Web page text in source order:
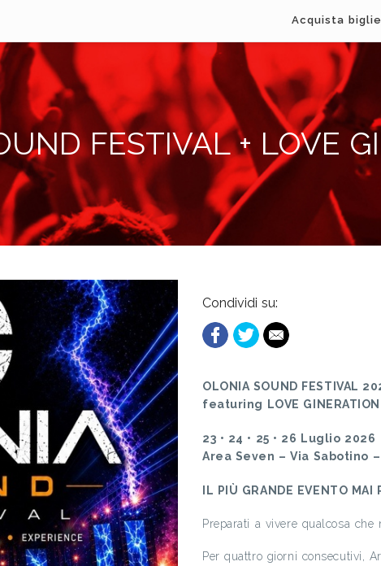
Acquista
FESTIVAL + LOVE
Condividi su:
OLONIA SOUND FESTIVAL
featuring LOVE
23 • 24 • 25 • 26 Luglio 2026
Area Seven – Via Sabotino
IL PIÙ GRANDE EVENTO
Preparati a vivere qualcosa che
Per quattro giorni consecutivi,